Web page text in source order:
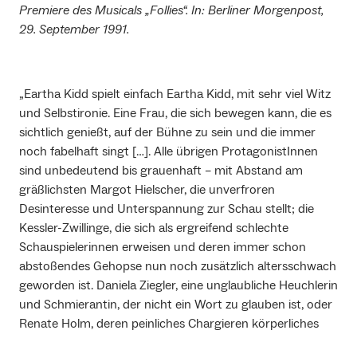
Premiere des Musicals „Follies“. In: Berliner Morgenpost,
29. September 1991.
„Eartha Kidd spielt einfach Eartha Kidd, mit sehr viel Witz
und Selbstironie. Eine Frau, die sich bewegen kann, die es
sichtlich genießt, auf der Bühne zu sein und die immer
noch fabelhaft singt […]. Alle übrigen ProtagonistInnen
sind unbedeutend bis grauenhaft – mit Abstand am
gräßlichsten Margot Hielscher, die unverfroren
Desinteresse und Unterspannung zur Schau stellt; die
Kessler-Zwillinge, die sich als ergreifend schlechte
Schauspielerinnen erweisen und deren immer schon
abstoßendes Gehopse nun noch zusätzlich altersschwach
geworden ist. Daniela Ziegler, eine unglaubliche Heuchlerin
und Schmierantin, der nicht ein Wort zu glauben ist, oder
Renate Holm, deren peinliches Chargieren körperliches